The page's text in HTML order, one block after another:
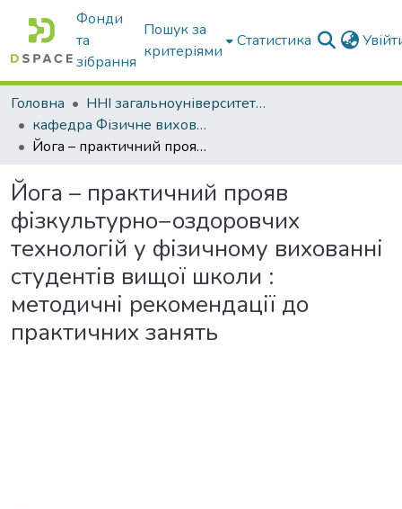
Фонди
та
зібрання
Пошук за
критеріями
Статистика
Головна
ННІ загальноуніверситетської підготовки
кафедра Фізичне виховання і спорт
Йога – практичний прояв фізкультурно−оздоровчих технологій у фізичному вихованні студентів вищої школи : методичні рекомендації до практичних занять
Йога – практичний прояв
фізкультурно−оздоровчих
технологій у фізичному вихованні
студентів вищої школи :
методичні рекомендації до
практичних занять